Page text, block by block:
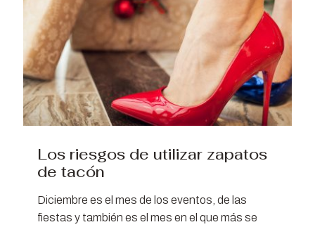
Los riesgos de utilizar zapatos
de tacón
Diciembre es el mes de los eventos, de las
fiestas y también es el mes en el que más se